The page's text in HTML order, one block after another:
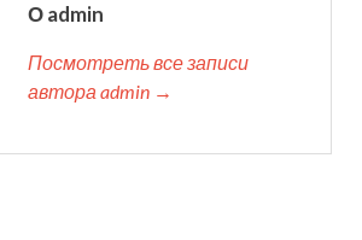
О admin
Посмотреть все записи
автора admin →